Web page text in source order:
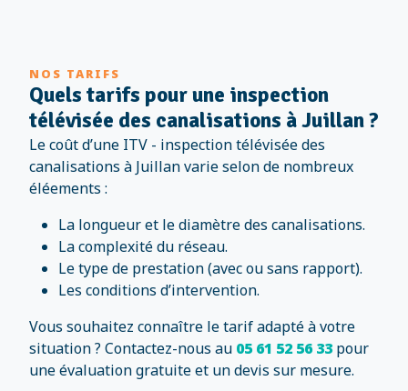
NOS TARIFS
Quels tarifs pour une inspection
télévisée des canalisations à Juillan ?
Le coût d’une ITV - inspection télévisée des
canalisations à Juillan varie selon de nombreux
éléements :
La longueur et le diamètre des canalisations.
La complexité du réseau.
Le type de prestation (avec ou sans rapport).
Les conditions d’intervention.
Vous souhaitez connaître le tarif adapté à votre
situation ? Contactez-nous au 05 61 52 56 33 pour
une évaluation gratuite et un devis sur mesure.